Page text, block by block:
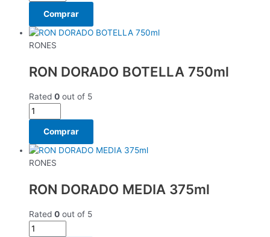
Comprar
RONES
RON DORADO BOTELLA 750ml
Rated 0 out of 5
Comprar
RONES
RON DORADO MEDIA 375ml
Rated 0 out of 5